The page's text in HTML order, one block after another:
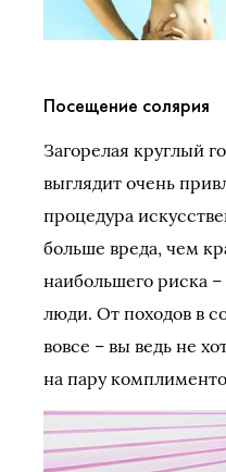
Посещение солярия
Загорелая круглый
выглядит очень
процедура
больше вреда, чем
наибольшего риска
люди. От походов в
вовсе – вы ведь не
на пару